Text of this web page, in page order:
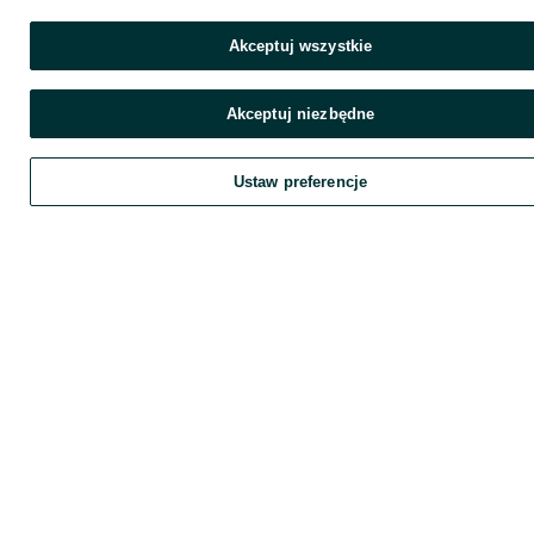
Szukaj Obserwujesz Dodaj Chat
Zadzwoń / SMS Wyślij wiadomość
Akceptuj wszystkie
Akceptuj niezbędne
Ustaw preferencje